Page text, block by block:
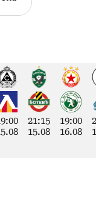
21:15
15.08
19:00
16.08